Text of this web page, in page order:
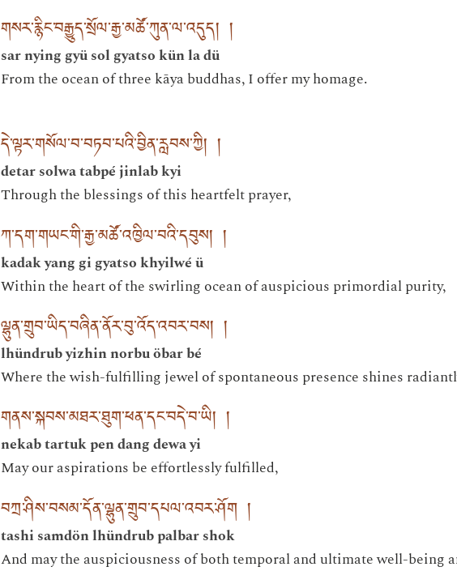
གསར་རྙིང་བརྒྱུད་སྲོལ་རྒྱ་མཚོ་ཀུན་ལ་འདུད། །
sar nying gyü sol gyatso kün la dü
From the ocean of three kāya buddhas, I offer my homage.
དེ་ལྟར་གསོལ་བ་བཏབ་པའི་བྱིན་རླབས་ཀྱི། །
detar solwa tabpé jinlab kyi
Through the blessings of this heartfelt prayer,
ཀ་དག་གཡང་གི་རྒྱ་མཚོ་འཁྱིལ་བའི་དབུས། །
kadak yang gi gyatso khyilwé ü
Within the heart of the swirling ocean of auspicious primordial purity,
ལྷུན་གྲུབ་ཡིད་བཞིན་ནོར་བུ་འོད་འབར་བས། །
lhündrub yizhin norbu öbar bé
Where the wish-fulfilling jewel of spontaneous presence shines
གནས་སྐབས་མཐར་ཐུག་ཕན་དང་བདེ་བ་ཡི། །
nekab tartuk pen dang dewa yi
May our aspirations be effortlessly fulfilled,
བཀྲ་ཤིས་བསམ་དོན་ལྷུན་གྲུབ་དཔལ་འབར་ཤོག །
tashi samdön lhündrub palbar shok
And may the auspiciousness of both temporal and ultimate well-being